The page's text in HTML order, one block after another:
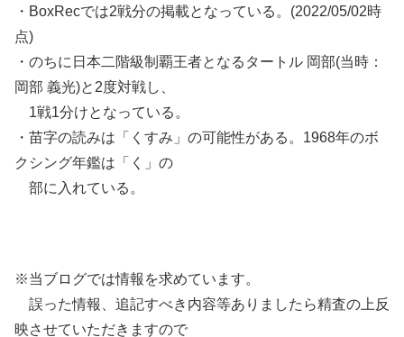
・BoxRecでは2戦分の掲載となっている。(2022/05/02時
点)
・のちに日本二階級制覇王者となるタートル 岡部(当時：
岡部 義光)と2度対戦し、
1戦1分けとなっている。
・苗字の読みは「くすみ」の可能性がある。1968年のボ
クシング年鑑は「く」の
部に入れている。
※当ブログでは情報を求めています。
誤った情報、追記すべき内容等ありましたら精査の上反
映させていただきますので